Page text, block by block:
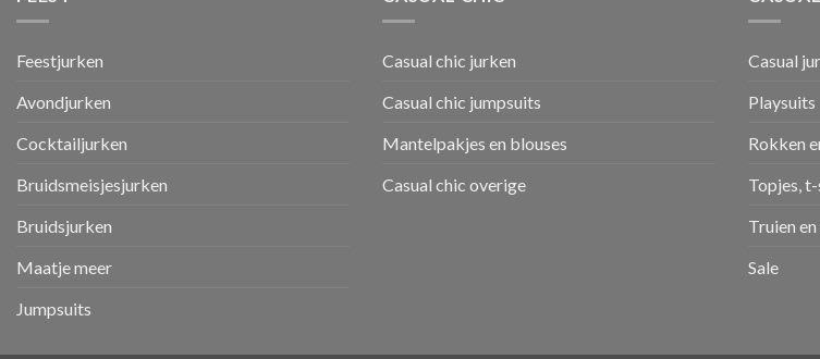
Feestjurken
Avondjurken
Cocktailjurken
Bruidsmeisjesjurken
Bruidsjurken
Maatje meer
Jumpsuits
Casual chic jurken
Casual chic jumpsuits
Mantelpakjes en blouses
Casual chic overige
Casual
Playsuits
Rokken
Topjes,
Truien
Sale